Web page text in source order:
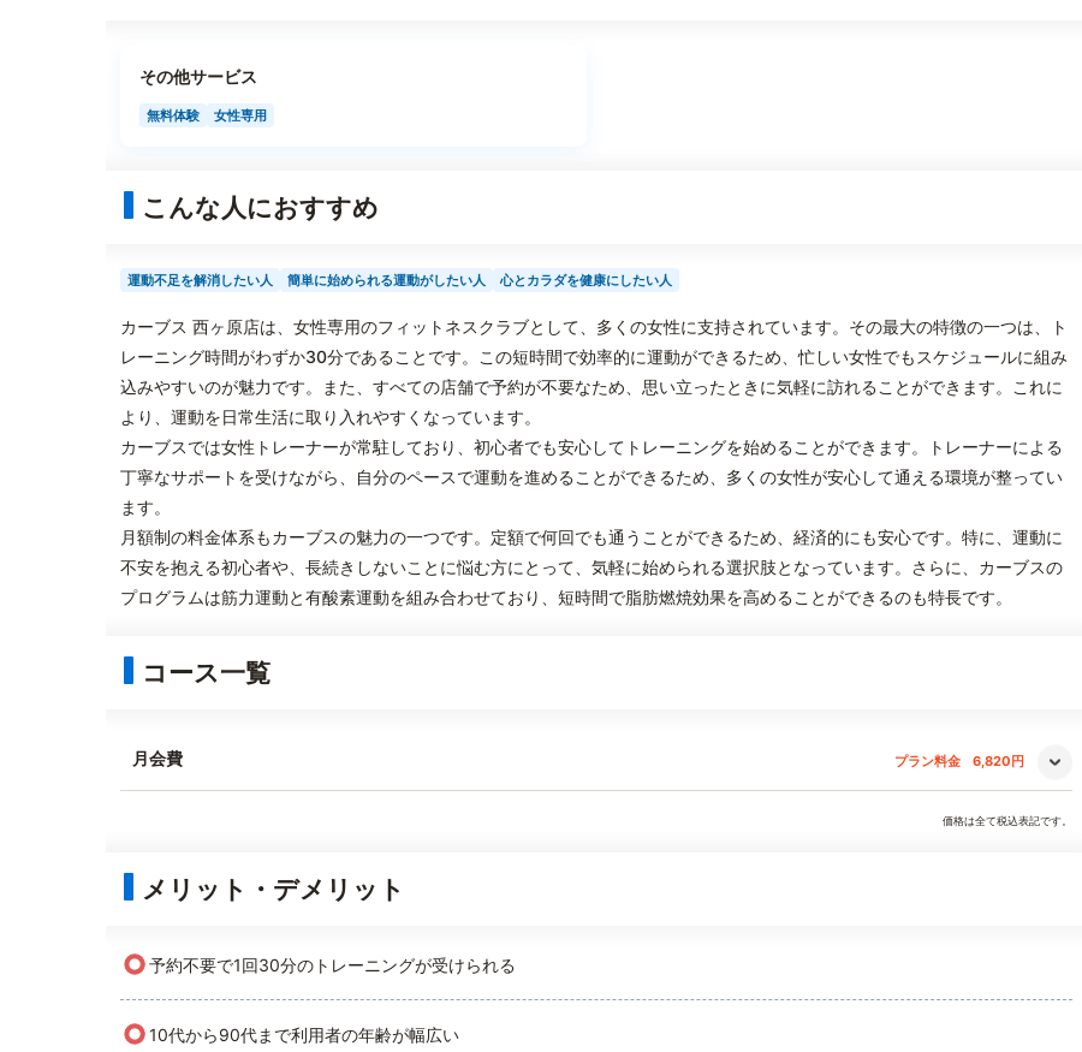
その他サービス
無料体験 女性専用
こんな人におすすめ
運動不足を解消したい人 簡単に始められる運動がしたい人 心とカラダを健康にしたい人
カーブス 西ヶ原店は、女性専用のフィットネスクラブとして、多くの女性に支持されています。その最大の特徴の一つは、ト
レーニング時間がわずか30分であることです。この短時間で効率的に運動ができるため、忙しい女性でもスケジュールに組み
込みやすいのが魅力です。また、すべての店舗で予約が不要なため、思い立ったときに気軽に訪れることができます。これに
より、運動を日常生活に取り入れやすくなっています。
カーブスでは女性トレーナーが常駐しており、初心者でも安心してトレーニングを始めることができます。トレーナーによる
丁寧なサポートを受けながら、自分のペースで運動を進めることができるため、多くの女性が安心して通える環境が整ってい
ます。
月額制の料金体系もカーブスの魅力の一つです。定額で何回でも通うことができるため、経済的にも安心です。特に、運動に
不安を抱える初心者や、長続きしないことに悩む方にとって、気軽に始められる選択肢となっています。さらに、カーブスの
プログラムは筋力運動と有酸素運動を組み合わせており、短時間で脂肪燃焼効果を高めることができるのも特長です。
コース一覧
月会費 プラン料金 6,820円
価格は全て税込表記です。
メリット・デメリット
○予約不要で1回30分のトレーニングが受けられる
○10代から90代まで利用者の年齢が幅広い